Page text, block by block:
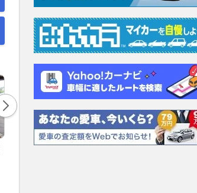
ロールスロイス ゴース
ホンダ NSX 3.0